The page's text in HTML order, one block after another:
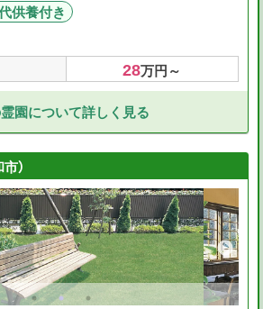
供養付き
28万円～
園について詳しく見る
）